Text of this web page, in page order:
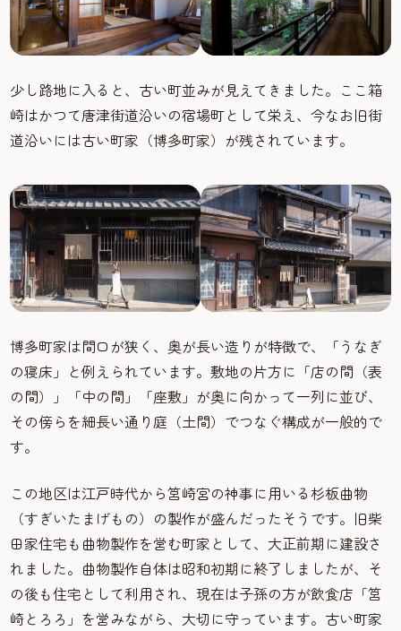
少し路地に入ると、古い町並みが見えてきました。ここ箱
崎はかつて唐津街道沿いの宿場町として栄え、今なお旧街
道沿いには古い町家（博多町家）が残されています。
博多町家は間口が狭く、奥が長い造りが特徴で、「うなぎ
の寝床」と例えられています。敷地の片方に「店の間（表
の間）」「中の間」「座敷」が奥に向かって一列に並び、
その傍らを細長い通り庭（土間）でつなぐ構成が一般的で
す。
この地区は江戸時代から筥崎宮の神事に用いる杉板曲物
（すぎいたまげもの）の製作が盛んだったそうです。旧柴
田家住宅も曲物製作を営む町家として、大正前期に建設さ
れました。曲物製作自体は昭和初期に終了しましたが、そ
の後も住宅として利用され、現在は子孫の方が飲食店「筥
崎とろろ」を営みながら、大切に守っています。古い町家